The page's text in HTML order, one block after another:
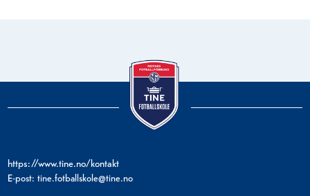
https://www.tine.no/kontakt
E-post: tine.fotballskole@tine.no